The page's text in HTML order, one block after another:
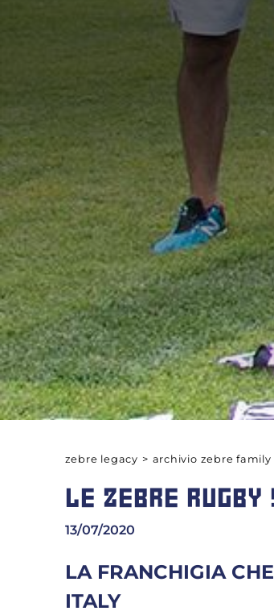
zebre legacy > archivio zebre family
LE ZEBRE RUGBY
13/07/2020
LA FRANCHIGIA
ITALY